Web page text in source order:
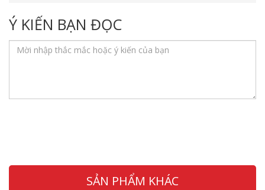
Ý KIẾN BẠN ĐỌC
SẢN PHẨM KHÁC